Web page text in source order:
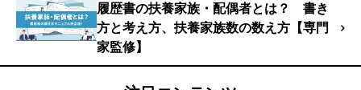
履歴書の扶養家族・配偶者とは？ 書き
方と考え方、扶養家族数の数え方【専門
家監修】